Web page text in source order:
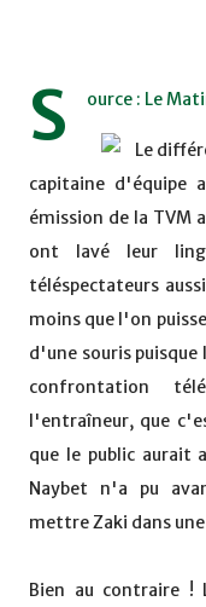
S ource : Le
Le
capitaine d'équipe
émission de la TVM
ont lavé leur
téléspectateurs
moins que l'on
d'une souris
confrontation
l'entraîneur, que
que le public aurait
Naybet n'a pu
mettre Zaki dans
Bien au contraire !